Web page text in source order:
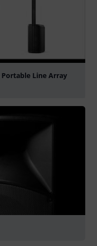
Line Array